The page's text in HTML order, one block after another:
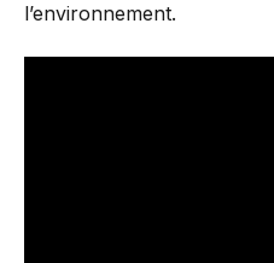
l’environnement.